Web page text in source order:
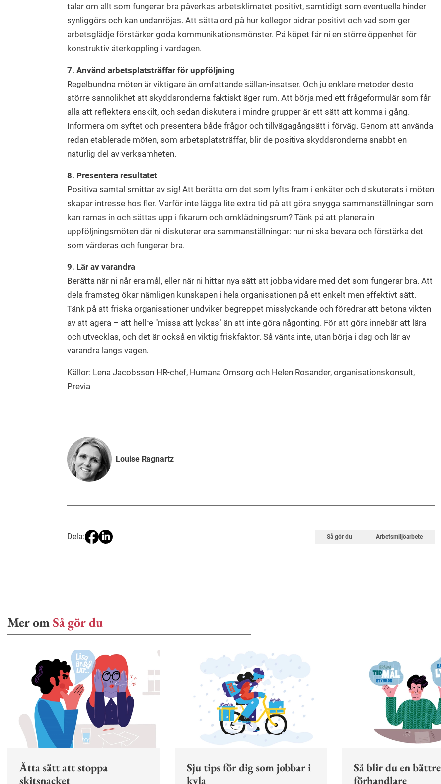
talar om allt som fungerar bra påverkas arbetsklimatet positivt, samtidigt som eventuella hinder
synliggörs och kan undanröjas. Att sätta ord på hur kollegor bidrar positivt och vad som ger
arbetsglädje förstärker goda kommunikationsmönster. På köpet får ni en större öppenhet för
konstruktiv återkoppling i vardagen.
7. Använd arbetsplatsträffar för uppföljning
Regelbundna möten är viktigare än omfattande sällan-insatser. Och ju enklare metoder desto
större sannolikhet att skyddsronderna faktiskt äger rum. Att börja med ett frågeformulär som får
alla att reflektera enskilt, och sedan diskutera i mindre grupper är ett sätt att komma i gång.
Informera om syftet och presentera både frågor och tillvägagångsätt i förväg. Genom att använda
redan etablerade möten, som arbetsplatsträffar, blir de positiva skyddsronderna snabbt en
naturlig del av verksamheten.
8. Presentera resultatet
Positiva samtal smittar av sig! Att berätta om det som lyfts fram i enkäter och diskuterats i möten
skapar intresse hos fler. Varför inte lägga lite extra tid på att göra snygga sammanställningar som
kan ramas in och sättas upp i fikarum och omklädningsrum? Tänk på att planera in
uppföljningsmöten där ni diskuterar era sammanställningar: hur ni ska bevara och förstärka det
som värderas och fungerar bra.
9. Lär av varandra
Berätta när ni når era mål, eller när ni hittar nya sätt att jobba vidare med det som fungerar bra. Att
dela framsteg ökar nämligen kunskapen i hela organisationen på ett enkelt men effektivt sätt.
Tänk på att friska organisationer undviker begreppet misslyckande och föredrar att betona vikten
av att agera – att hellre "missa att lyckas" än att inte göra någonting. För att göra innebär att lära
och utvecklas, och det är också en viktig friskfaktor. Så vänta inte, utan börja i dag och lär av
varandra längs vägen.
Källor: Lena Jacobsson HR-chef, Humana Omsorg och Helen Rosander, organisationskonsult,
Previa
Louise Ragnartz
Dela: Så gör du Arbetsmiljöarbete
Mer omSå gör du
Åtta sätt att stoppa
skitsnacket
Sju tips för dig som jobbar i
kyla
Så blir du en bättre
förhandlare